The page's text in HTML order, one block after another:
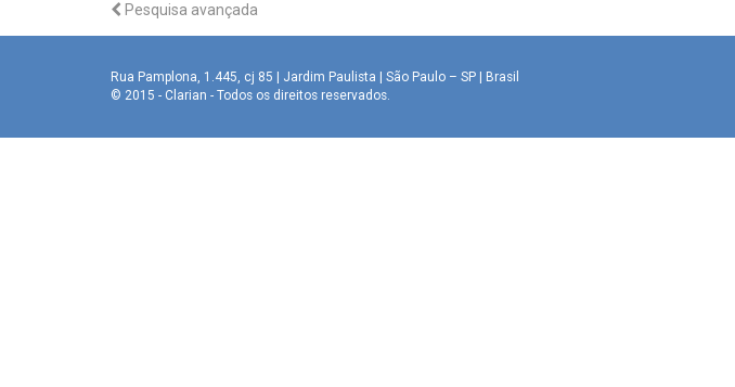
Pesquisa avançada
Rua Pamplona, 1.445, cj 85 | Jardim Paulista | São Paulo – SP | Brasil
© 2015 - Clarian - Todos os direitos reservados.